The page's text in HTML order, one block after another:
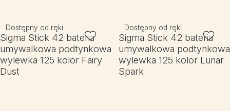
Dostępny od ręki
Sigma Stick 42 bateria
umywalkowa podtynkowa
wylewka 125 kolor Fairy
Dust
Dostępny od ręki
Sigma Stick 42 bateria
umywalkowa podtynkowa
wylewka 125 kolor Lunar
Spark